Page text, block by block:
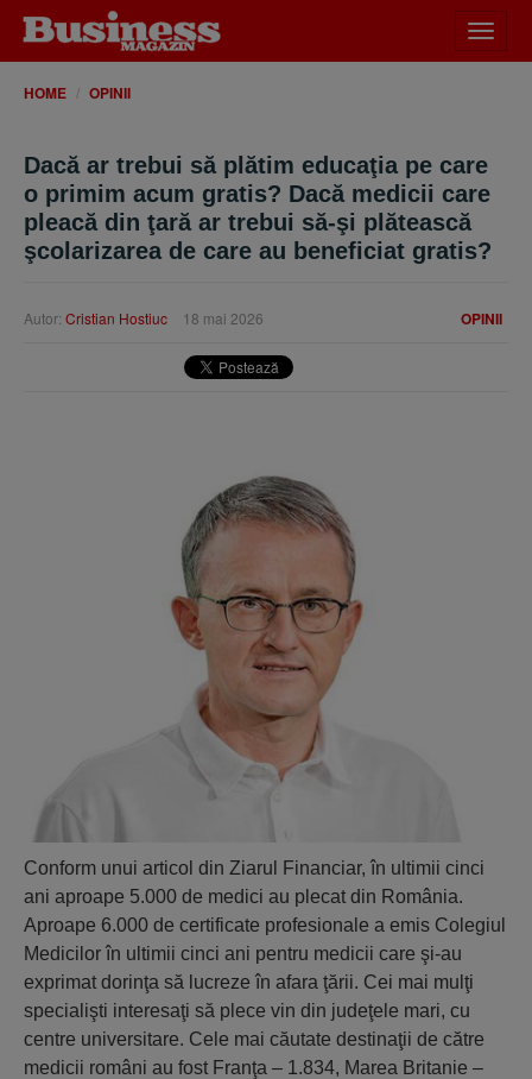
meniu
HOME OPINII
Dacă ar trebui să plătim educaţia pe care
o primim acum gratis? Dacă medicii care
pleacă din ţară ar trebui să-şi plătească
şcolarizarea de care au beneficiat gratis?
OPINII
Autor: Cristian Hostiuc 18 mai 2026
Conform unui articol din Ziarul Financiar, în ultimii cinci
ani aproape 5.000 de medici au plecat din România.
Aproape 6.000 de certificate profesionale a emis Colegiul
Medicilor în ultimii cinci ani pentru medicii care şi-au
exprimat dorinţa să lucreze în afara ţării. Cei mai mulţi
specialişti interesaţi să plece vin din judeţele mari, cu
centre universitare. Cele mai căutate destinaţii de către
medicii români au fost Franţa – 1.834, Marea Britanie –